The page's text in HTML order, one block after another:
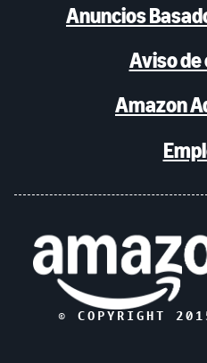
Anuncios
Aviso
Amazon
© COPYRIGHT